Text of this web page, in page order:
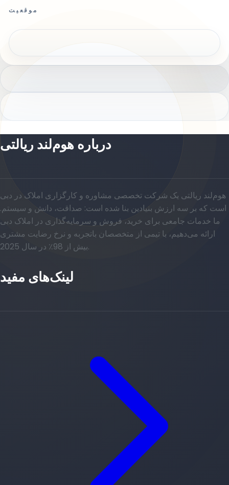
موقعیت
درباره هوم‌لند ریالتی
هوم‌لند ریالتی یک شرکت تخصصی مشاوره و کارگزاری املاک در دبی
است که بر سه ارزش بنیادین بنا شده است: صداقت، دانش و سیستم.
ما خدمات جامعی برای خرید، فروش و سرمایه‌گذاری در املاک دبی
ارائه می‌دهیم، با تیمی از متخصصان باتجربه و نرخ رضایت مشتری
بیش از 98٪ در سال 2025.
لینک‌های مفید